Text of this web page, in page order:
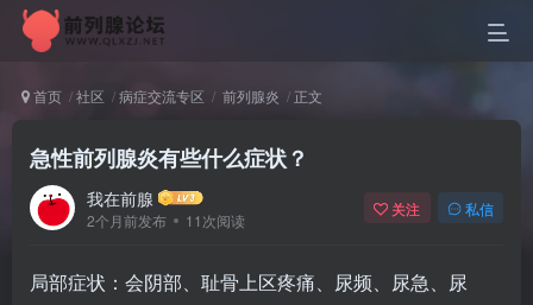
首页 社区 病症交流专区 前列腺炎 正文
急性前列腺炎有些什么症状？
我在前腺
2个月前发布 11次阅读
关注 私信
局部症状：会阴部、耻骨上区疼痛、尿频、尿急、尿